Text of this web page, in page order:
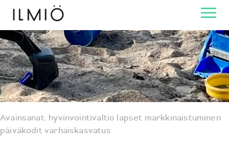
Avainsanat: hyvinvointivaltio lapset markkinaistuminen
päiväkodit varhaiskasvatus